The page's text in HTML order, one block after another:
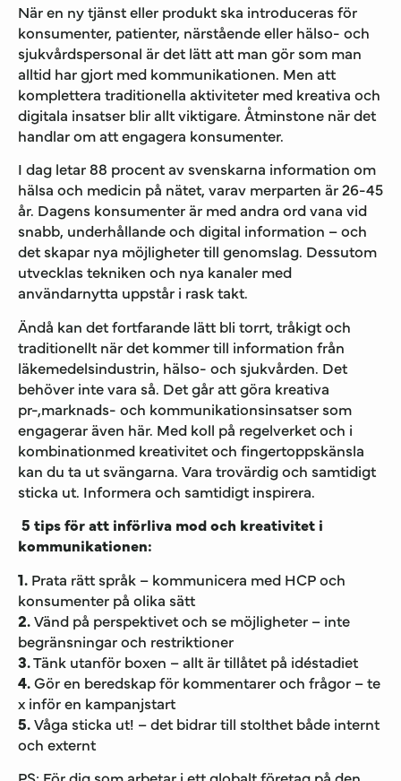
När en ny tjänst eller produkt ska introduceras för
konsumenter, patienter, närstående eller hälso- och
sjukvårdspersonal är det lätt att man gör som man
alltid har gjort med kommunikationen. Men att
komplettera traditionella aktiviteter med kreativa och
digitala insatser blir allt viktigare. Åtminstone när det
handlar om att engagera konsumenter.
I dag letar 88 procent av svenskarna information om
hälsa och medicin på nätet, varav merparten är 26-45
år. Dagens konsumenter är med andra ord vana vid
snabb, underhållande och digital information – och
det skapar nya möjligheter till genomslag. Dessutom
utvecklas tekniken och nya kanaler med
användarnytta uppstår i rask takt.
Ändå kan det fortfarande lätt bli torrt, tråkigt och
traditionellt när det kommer till information från
läkemedelsindustrin, hälso- och sjukvården. Det
behöver inte vara så. Det går att göra kreativa
pr-,marknads- och kommunikationsinsatser som
engagerar även här. Med koll på regelverket och i
kombinationmed kreativitet och fingertoppskänsla
kan du ta ut svängarna. Vara trovärdig och samtidigt
sticka ut. Informera och samtidigt inspirera.
5 tips för att införliva mod och kreativitet i
kommunikationen:
1. Prata rätt språk – kommunicera med HCP och
konsumenter på olika sätt
2.Vänd på perspektivet och se möjligheter – inte
begränsningar och restriktioner
3.Tänk utanför boxen – allt är tillåtet på idéstadiet
4.Gör en beredskap för kommentarer och frågor – te
x inför en kampanjstart
5.Våga sticka ut! – det bidrar till stolthet både internt
och externt